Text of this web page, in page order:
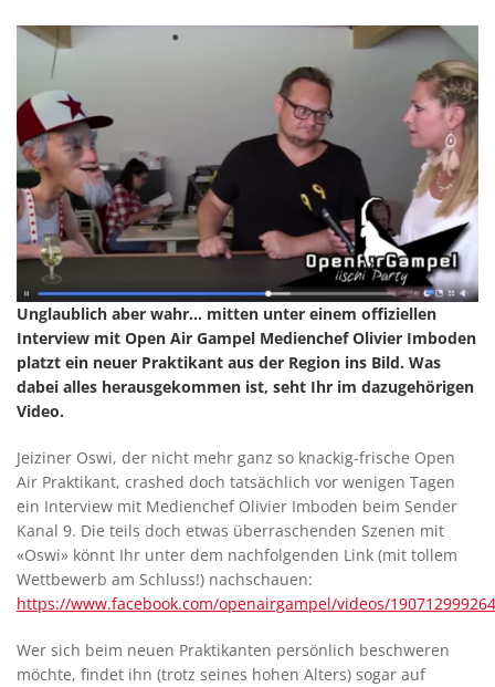
Unglaublich aber wahr... mitten unter einem offiziellen
Interview mit Open Air Gampel Medienchef Olivier Imboden
platzt ein neuer Praktikant aus der Region ins Bild. Was
dabei alles herausgekommen ist, seht Ihr im dazugehörigen
Video.
Jeiziner Oswi, der nicht mehr ganz so knackig-frische Open
Air Praktikant, crashed doch tatsächlich vor wenigen Tagen
ein Interview mit Medienchef Olivier Imboden beim Sender
Kanal 9. Die teils doch etwas überraschenden Szenen mit
«Oswi» könnt Ihr unter dem nachfolgenden Link (mit tollem
Wettbewerb am Schluss!) nachschauen:
https://www.facebook.com/openairgampel/videos/
Wer sich beim neuen Praktikanten persönlich beschweren
möchte, findet ihn (trotz seines hohen Alters) sogar auf